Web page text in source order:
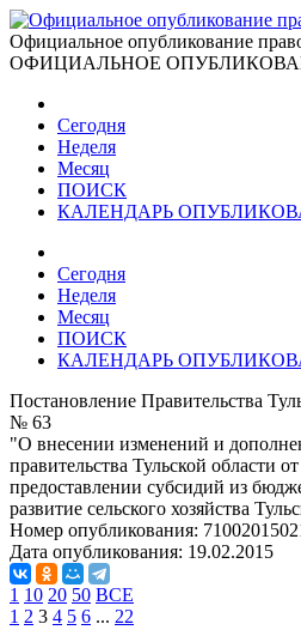
Официальное опубликование
ОФИЦИАЛЬНОЕ
Сегодня
Неделя
Месяц
ПОИСК
КАЛЕНДАРЬ
Сегодня
Неделя
Месяц
ПОИСК
КАЛЕНДАРЬ
Постановление Правительства
№ 63
"О внесении изменений и
правительства Тульской области
предоставлении субсидий из
развитие сельского хозяйства
Номер опубликования:
Дата опубликования: 19.02.2015
1 10 20 50 ВСЕ
1 2 3 4 5 6 ... 22